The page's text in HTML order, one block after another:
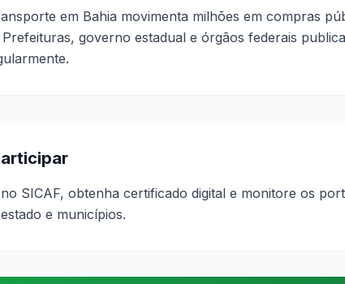
em Bahia movimenta milhões em compras
governo estadual e órgãos federais
SICAF, obtenha certificado digital e monitore os
e municípios.